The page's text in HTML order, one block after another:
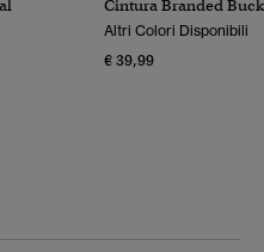
Cintura Branded
Altri Colori Disponibili
€ 39,99